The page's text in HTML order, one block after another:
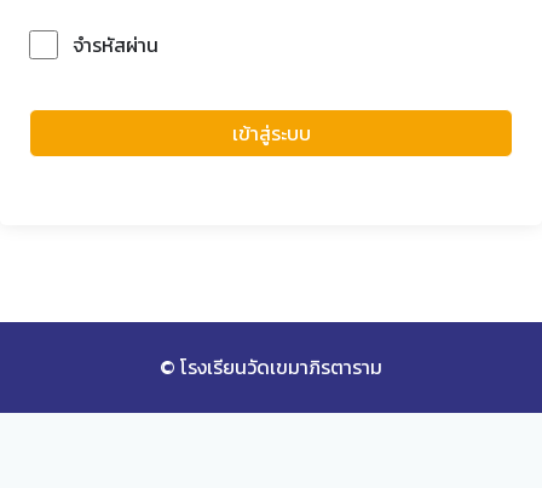
จำรหัสผ่าน
เข้าสู่ระบบ
© โรงเรียนวัดเขมาภิรตาราม